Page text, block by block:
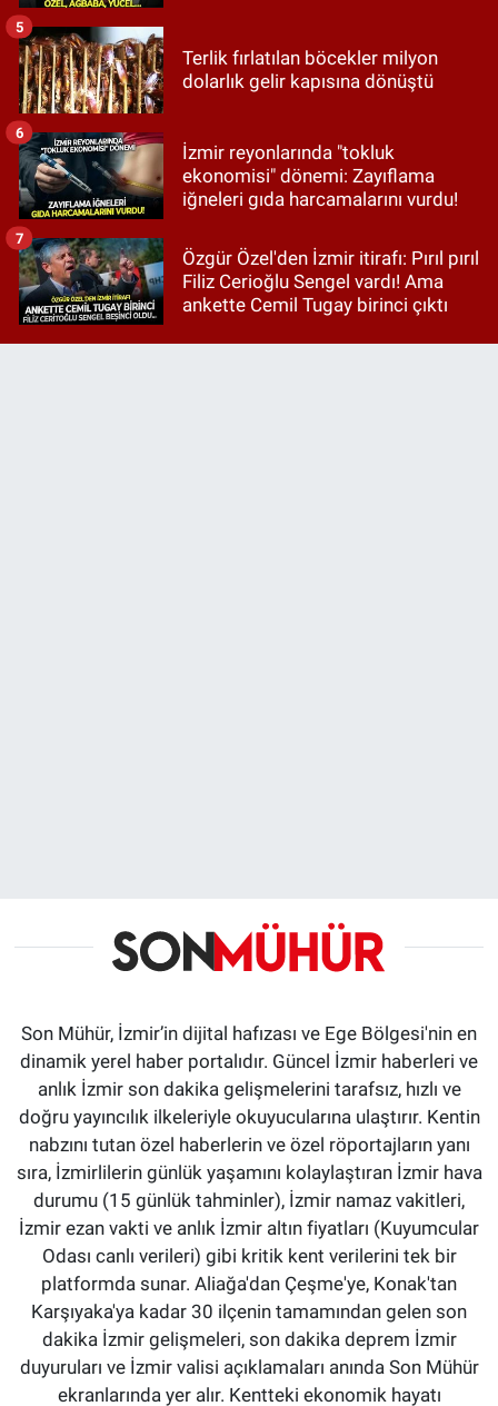
Terlik fırlatılan böcekler milyon
dolarlık gelir kapısına dönüştü
5
İzmir reyonlarında "tokluk
ekonomisi" dönemi: Zayıflama
iğneleri gıda harcamalarını vurdu!
6
Özgür Özel'den İzmir itirafı: Pırıl pırıl
Filiz Cerioğlu Sengel vardı! Ama
ankette Cemil Tugay birinci çıktı
7
Son Mühür, İzmir’in dijital hafızası ve Ege Bölgesi'nin en
dinamik yerel haber portalıdır. Güncel İzmir haberleri ve
anlık İzmir son dakika gelişmelerini tarafsız, hızlı ve
doğru yayıncılık ilkeleriyle okuyucularına ulaştırır. Kentin
nabzını tutan özel haberlerin ve özel röportajların yanı
sıra, İzmirlilerin günlük yaşamını kolaylaştıran İzmir hava
durumu (15 günlük tahminler), İzmir namaz vakitleri,
İzmir ezan vakti ve anlık İzmir altın fiyatları (Kuyumcular
Odası canlı verileri) gibi kritik kent verilerini tek bir
platformda sunar. Aliağa'dan Çeşme'ye, Konak'tan
Karşıyaka'ya kadar 30 ilçenin tamamından gelen son
dakika İzmir gelişmeleri, son dakika deprem İzmir
duyuruları ve İzmir valisi açıklamaları anında Son Mühür
ekranlarında yer alır. Kentteki ekonomik hayatı